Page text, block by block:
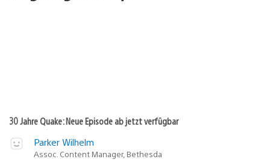
30 Jahre Quake: Neue Episode ab jetzt verfügbar
Parker Wilhelm
Assoc. Content Manager, Bethesda